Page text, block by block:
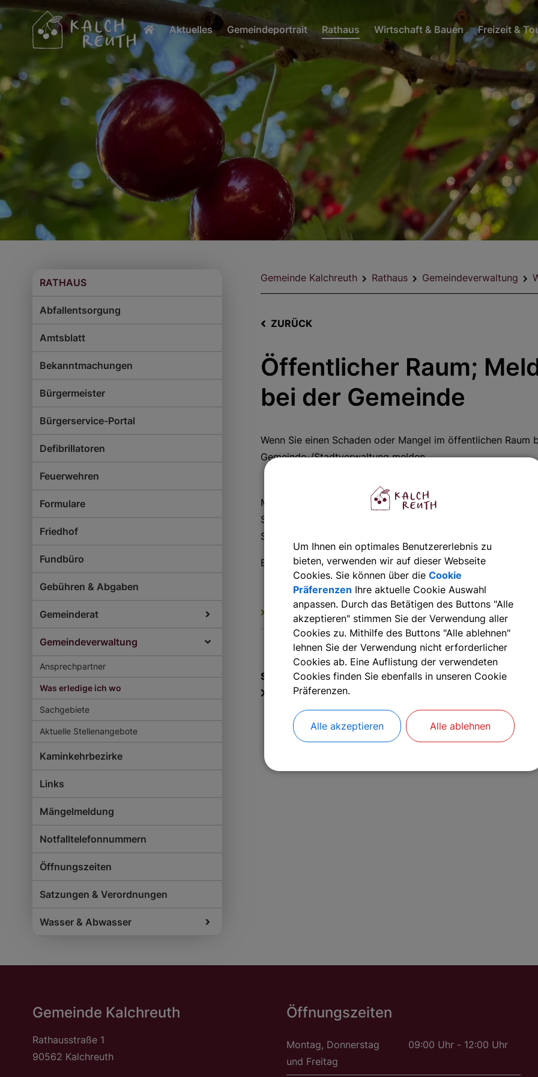
Aktuelles Gemeindeportrait Rathaus Wirtschaft & Bauen Freizeit &
RATHAUS
Abfallentsorgung
Amtsblatt
Bekanntmachungen
Bürgermeister
Bürgerservice-Portal
Defibrillatoren
Feuerwehren
Formulare
Friedhof
Fundbüro
Gebühren & Abgaben
Gemeinderat
Gemeindeverwaltung
Ansprechpartner
Was erledige ich wo
Sachgebiete
Aktuelle Stellenangebote
Kaminkehrbezirke
Links
Mängelmeldung
Notfalltelefonnummern
Öffnungszeiten
Satzungen & Verordnungen
Wasser & Abwasser
Gemeinde Kalchreuth Rathaus Gemeindeverwaltung
ZURÜCK
Öffentlicher Raum;
bei der Gemeinde
Wenn Sie einen Schaden oder Mangel im öffentlichen Raum
Gemeinde-/Stadtverwaltung melden.
Mitarbeiterinnen und Mitarbeiter der Gemeinde kontrollieren
Straßenbeleuchtungen, Ampeln, Grünanlagen, Spielplätze
Schaden, Mangel oder Defekt im öffentlichen Raum
Bitte beschreiben Sie den Schaden und den Ort so genau
Weitere Informationen
Sachgebiete
Gemeinde Kalchreuth
Gemeinde Kalchreuth
Rathausstraße 1
90562 Kalchreuth
Öffnungszeiten
Montag, Donnerstag
und Freitag
09:00 Uhr - 12:00 Uhr
Um Ihnen ein optimales Benutzererlebnis zu
bieten, verwenden wir auf dieser Webseite
Cookies. Sie können über die Cookie
Präferenzen Ihre aktuelle Cookie Auswahl
anpassen. Durch das Betätigen des Buttons "Alle
akzeptieren" stimmen Sie der Verwendung aller
Cookies zu. Mithilfe des Buttons "Alle ablehnen"
lehnen Sie der Verwendung nicht erforderlicher
Cookies ab. Eine Auflistung der verwendeten
Cookies finden Sie ebenfalls in unseren Cookie
Präferenzen.
Alle akzeptieren Alle ablehnen